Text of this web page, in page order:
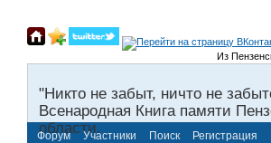
Из
"Никто не забыт, ничто не
Всенародная Книга памяти
области.
Форум Участники Поиск Регистрация